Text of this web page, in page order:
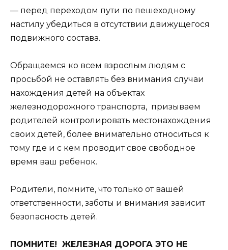
— перед переходом пути по пешеходному
настилу убедиться в отсутствии движущегося
подвижного состава.
Обращаемся ко всем взрослым людям с
просьбой не оставлять без внимания случаи
нахождения детей на объектах
железнодорожного транспорта, призываем
родителей контролировать местонахождения
своих детей, более внимательно относиться к
тому где и с кем проводит свое свободное
время ваш ребенок.
Родители, помните, что только от вашей
ответственности, заботы и внимания зависит
безопасность детей.
ПОМНИТЕ! ЖЕЛЕЗНАЯ ДОРОГА ЭТО НЕ